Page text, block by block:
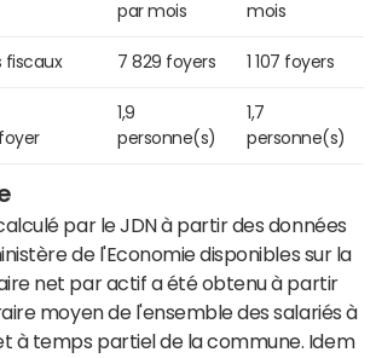
par mois
mois
fiscaux 7 829 foyers 1 107 foyers
1,9
personne(s)
1,7
personne(s)
par le JDN à partir des données
de l'Economie disponibles sur la
net par actif a été obtenu à partir
moyen de l'ensemble des salariés à
à temps partiel de la commune. Idem